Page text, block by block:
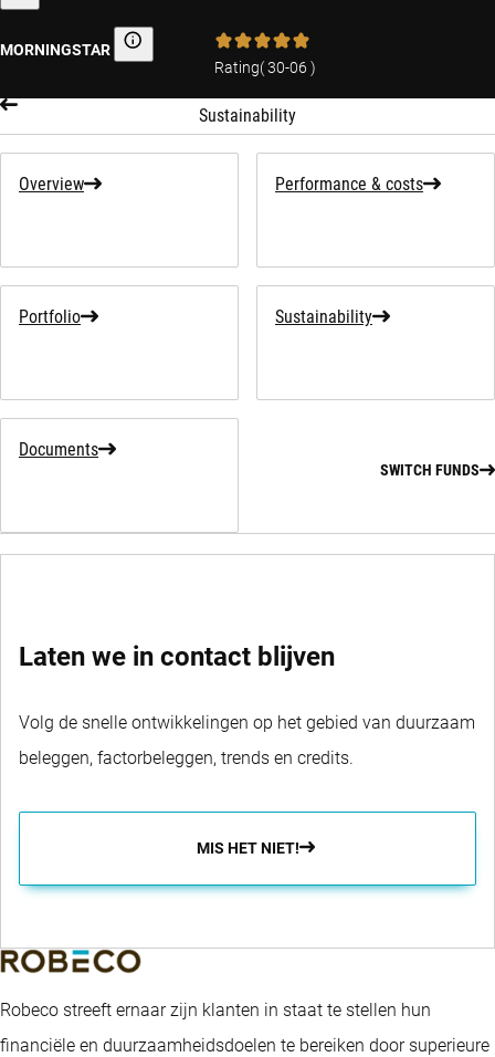
MORNINGSTAR Morningstar
Rating(30-06 )
Sustainability
Overview Performance & costs
Portfolio Sustainability
Documents
SWITCH FUNDS
Laten we in contact blijven
Volg de snelle ontwikkelingen op het gebied van duurzaam
beleggen, factorbeleggen, trends en credits.
MIS HET NIET!
Robeco streeft ernaar zijn klanten in staat te stellen hun
financiële en duurzaamheidsdoelen te bereiken door superieure